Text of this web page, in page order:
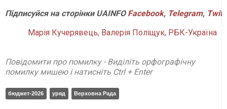
ПідписуйсянасторінкиUAINFO Facebook, Telegram,
Марія Кучерявець, Валерія Поліщук, РБК-Україна
Повідомити про помилку - Виділіть орфографічну
помилку мишею і натисніть Ctrl + Enter
бюджет-2026 уряд Верховна Рада